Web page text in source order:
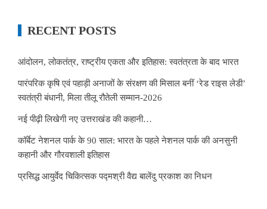
RECENT POSTS
आंदोलन, लोकतंत्र, राष्ट्रीय एकता और इतिहास: स्वतंत्रता के बाद भारत
पारंपरिक कृषि एवं पहाड़ी अनाजों के संरक्षण की मिसाल बनीं ‘रेड राइस लेडी’
स्वतंत्री बंधानी, मिला तीलू रौतेली सम्मान-2026
नई पीढ़ी लिखेगी नए उत्तराखंड की कहानी…
कॉर्बेट नेशनल पार्क के 90 साल: भारत के पहले नेशनल पार्क की अनसुनी
कहानी और गौरवशाली इतिहास
प्रसिद्ध आयुर्वेद चिकित्सक पद्मश्री वैद्य बालेंदु प्रकाश का निधन